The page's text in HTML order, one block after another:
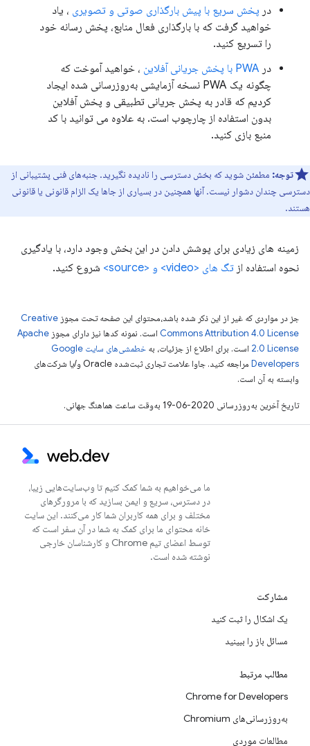
در پخش سریع با پیش بارگذاری صوتی و تصویری ، یاد
خواهید گرفت که با بارگذاری فعال منابع، پخش رسانه خود
را تسریع کنید.
در PWA با پخش جریانی آفلاین
، خواهید آموخت که
چگونه یک PWA نسخه آزمایشی به‌روزرسانی شده ایجاد
کردیم که قادر به پخش جریانی تطبیقی ​​و پخش آفلاین
بدون استفاده از چارچوب است. به علاوه می توانید با کد
منبع بازی کنید.
توجه: مطمئن شوید که بخش دسترسی را نادیده نگیرید. جنبه‌های فنی پشتیبانی از
دسترسی چندان دشوار نیست. آنها همچنین در بسیاری از جاها یک الزام قانونی یا قانونی
هستند.
زمینه های زیادی برای پوشش دادن در این بخش وجود دارد، با یادگیری
نحوه استفاده از تگ های <video> و <source> شروع کنید.
جز در مواردی که غیر از این ذکر شده باشد،‌محتوای این صفحه تحت مجوز Creative
Commons Attribution 4.0 License است. نمونه کدها نیز دارای مجوز Apache
2.0 License است. برای اطلاع از جزئیات، به
خطمشی‌های سایت Google
Developers‏
مراجعه کنید. جاوا علامت تجاری ثبت‌شده Oracle و/یا شرکت‌های
وابسته به آن است.
تاریخ آخرین به‌روزرسانی 2020-06-19 به‌وقت ساعت هماهنگ جهانی.
ما می‌خواهیم به شما کمک کنیم تا وب‌سایت‌هایی زیبا،
در دسترس، سریع و ایمن بسازید که با مرورگرهای
مختلف و برای همه کاربران شما کار می‌کنند. این سایت
خانه محتوای ما برای کمک به شما در آن سفر است که
توسط اعضای تیم Chrome و کارشناسان خارجی
نوشته شده است.
مشارکت
یک اشکال را ثبت کنید
مسائل باز را ببینید
مطالب مرتبط
Chrome for Developers
به‌روزرسانی‌های Chromium
مطالعات موردی